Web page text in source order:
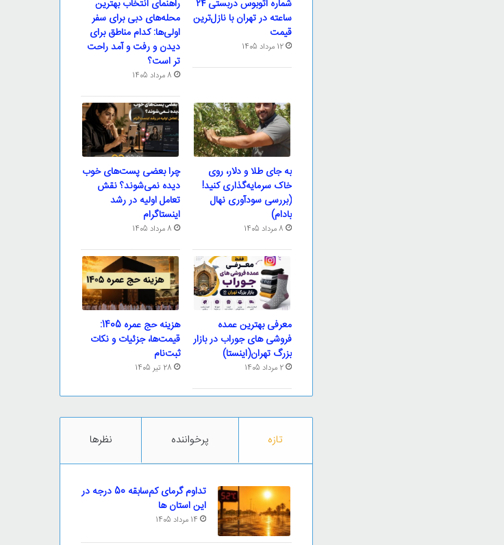
شماره اتوبوس دربستی ۲۴
ساعته در تهران با نازل‌ترین
قیمت
12 مرداد 1405
راهنمای انتخاب بهترین
محله‌های دبی برای سفر
اولی‌ها: کدام مناطق برای
دیدن و رفت و آمد راحت
تر است؟
8 مرداد 1405
به جای طلا و دلار، روی
خاک سرمایه‌گذاری کنید!
(بررسی سودآوری نهال
بادام)
8 مرداد 1405
چرا بعضی پست‌های خوب
دیده نمی‌شوند؟ نقش
تعامل اولیه در رشد
اینستاگرام
8 مرداد 1405
معرفی بهترین عمده
فروشی های جوراب در بازار
بزرگ تهران(اینستا)
2 مرداد 1405
هزینه حج عمره 1405:
قیمت‌ها، جزئیات و نکات
ثبت‌نام
28 تیر 1405
تازه پرخواننده نظرها
تداوم گرمای کم‌سابقه 50 درجه در
این استان ها
14 مرداد 1405